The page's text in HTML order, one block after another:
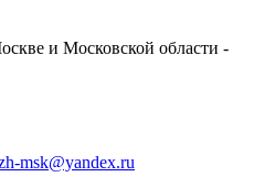
msk@yandex.ru